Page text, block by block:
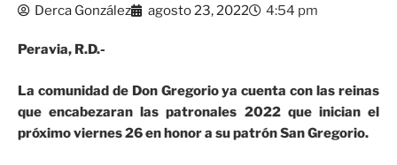
Derca González agosto 23, 2022 4:54 pm
Peravia, R.D.-
La comunidad de Don Gregorio ya cuenta con las reinas
que encabezaran las patronales 2022 que inician el
próximo viernes 26 en honor a su patrón San Gregorio.